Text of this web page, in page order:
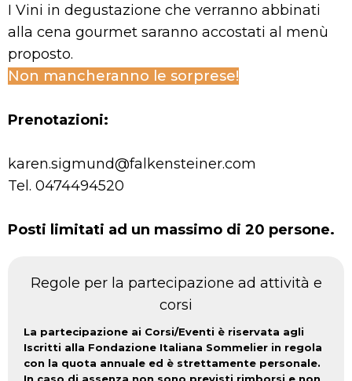
I Vini in degustazione che verranno abbinati
alla cena gourmet saranno accostati al menù
proposto.
Non mancheranno le sorprese!
Prenotazioni:
karen.sigmund@falkensteiner.com
Tel. 0474494520
Posti limitati ad un massimo di 20 persone.
Regole per la partecipazione ad attività e
corsi
La partecipazione ai Corsi/Eventi è riservata agli
Iscritti alla Fondazione Italiana Sommelier in regola
con la quota annuale ed è strettamente personale.